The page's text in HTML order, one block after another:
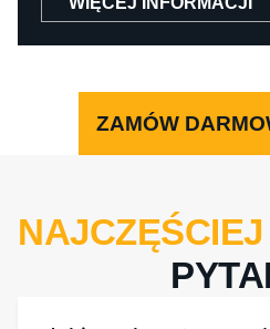
ZAMÓW
NAJCZĘŚCIEJ